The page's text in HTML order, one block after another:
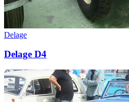
Delage
Delage D4